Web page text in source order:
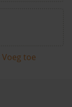
Voeg toe